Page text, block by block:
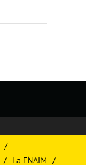
La FNAIM